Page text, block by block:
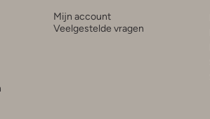
Mijn account
Veelgestelde vragen